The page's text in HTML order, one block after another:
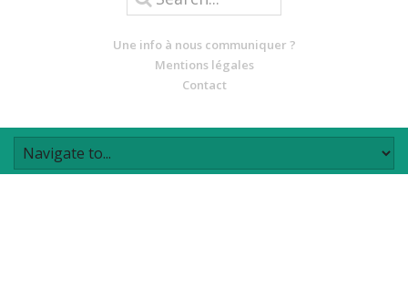
Une info à nous communiquer ?
Mentions légales
Contact